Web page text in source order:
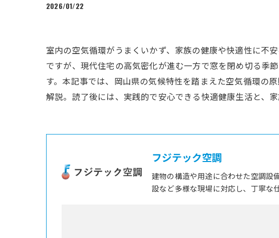
2026/01/22
室内の空気循環がうまくいかず、家族の健康や快適性に不
ですが、現代住宅の高気密化が進む一方で窓を閉め切る季
す。本記事では、岡山県の気候特性を踏まえた空気循環の
解説。読了後には、実践的で安心できる快適健康生活と、
フジテック空調
建物の構造や用途に合わせた空調設
設など多様な現場に対応し、丁寧な